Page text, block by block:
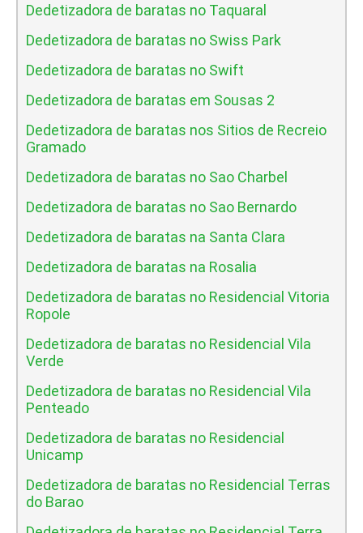
Dedetizadora de baratas no Taquaral
Dedetizadora de baratas no Swiss Park
Dedetizadora de baratas no Swift
Dedetizadora de baratas em Sousas 2
Dedetizadora de baratas nos Sitios de Recreio
Gramado
Dedetizadora de baratas no Sao Charbel
Dedetizadora de baratas no Sao Bernardo
Dedetizadora de baratas na Santa Clara
Dedetizadora de baratas na Rosalia
Dedetizadora de baratas no Residencial Vitoria
Ropole
Dedetizadora de baratas no Residencial Vila
Verde
Dedetizadora de baratas no Residencial Vila
Penteado
Dedetizadora de baratas no Residencial
Unicamp
Dedetizadora de baratas no Residencial Terras
do Barao